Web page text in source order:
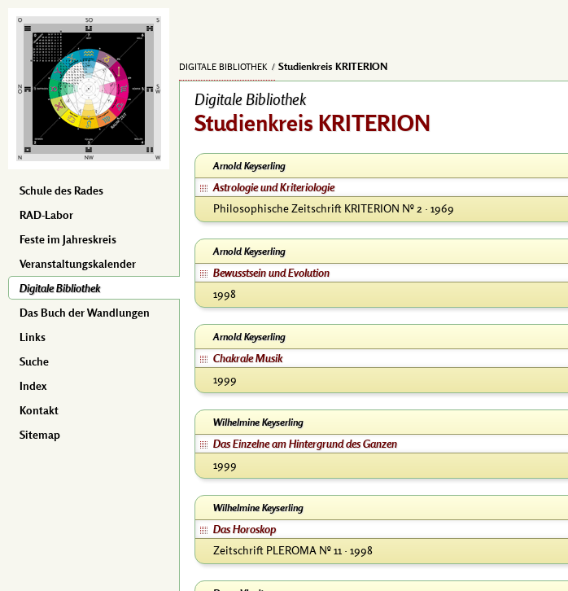
Schule des Rades
RAD-Labor
Feste im Jahreskreis
Veranstaltungskalender
Digitale Bibliothek
Das Buch der Wandlungen
Links
Suche
Index
Kontakt
Sitemap
DIGITALE BIBLIOTHEK Studienkreis KRITERION
Digitale Bibliothek
Studienkreis KRITERION
Arnold Keyserling
Astrologie und Kriteriologie
Philosophische Zeitschrift KRITERION Nº 2 · 1969
Arnold Keyserling
Bewusstsein und Evolution
1998
Arnold Keyserling
Chakrale Musik
1999
Wilhelmine Keyserling
Das Einzelne am Hintergrund des Ganzen
1999
Wilhelmine Keyserling
Das Horoskop
Zeitschrift PLEROMA Nº 11 · 1998